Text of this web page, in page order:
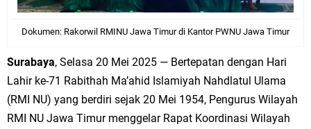
Dokumen: Rakorwil RMINU Jawa Timur di Kantor PWNU Jawa Timur
Surabaya, Selasa 20 Mei 2025 — Bertepatan dengan Hari
Lahir ke-71 Rabithah Ma’ahid Islamiyah Nahdlatul Ulama
(RMI NU) yang berdiri sejak 20 Mei 1954, Pengurus Wilayah
RMI NU Jawa Timur menggelar Rapat Koordinasi Wilayah